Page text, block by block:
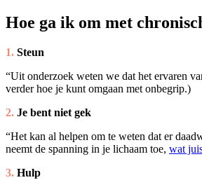
Hoe ga ik om met
1. Steun
“Uit onderzoek weten we dat het ervaren
verder hoe je kunt omgaan met onbegrip.)
2. Je bent niet gek
“Het kan al helpen om te weten dat er
neemt de spanning in je lichaam toe, wat
3. Hulp